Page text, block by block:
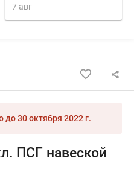
7 авг
до30 октября 2022 г.
ПСГ навеской